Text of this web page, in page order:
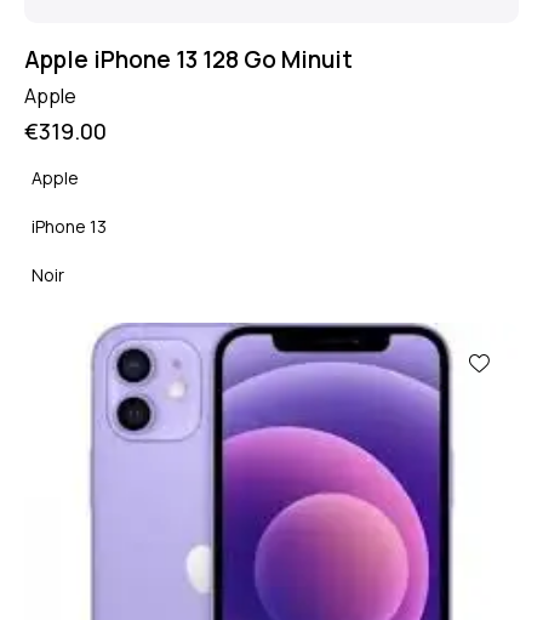
Apple iPhone 13 128 Go Minuit
Apple
€319.00
Apple
iPhone 13
Noir